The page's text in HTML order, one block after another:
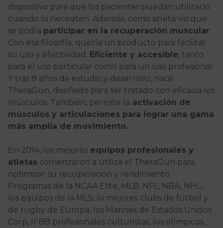
dispositivo para que los pacientes puedan utilizarlo
cuando lo necesiten. Además, como atleta vio que
se podía participar en la recuperación muscular.
Con esa filosofía, quería un producto para facilitar
su uso y efectividad. Eficiente y accesible, tanto
para el uso particular como para un uso profesional.
Y tras 8 años de estudio y desarrollo, nace
TheraGun, diseñado para ser tratado con eficacia los
músculos. También, permite la activación de
músculos y articulaciones para lograr una gama
más amplia de movimiento.
En 2014, los mejores equipos profesionales y
atletas comenzaron a utiliza el TheraGun para
optimizar su recuperación y rendimiento.
Programas de la NCAA Elite, MLB, NFL, NBA, NHL,
los equipos de la MLS, lo mejores clubs de fútbol y
de rugby de Europa, los Marines de Estados Unidos
Corp, IFBB profesionales culturistas, los olímpicos,